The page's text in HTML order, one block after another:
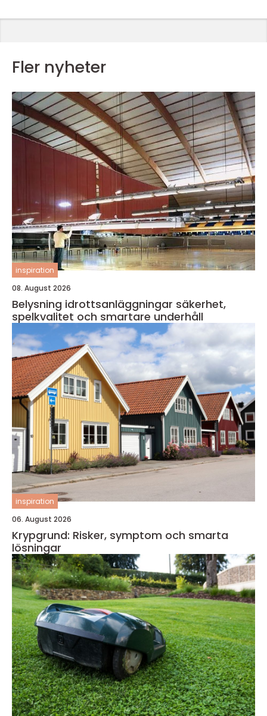
Fler nyheter
inspiration
08. August 2026
Belysning idrottsanläggningar säkerhet,
spelkvalitet och smartare underhåll
inspiration
06. August 2026
Krypgrund: Risker, symptom och smarta
lösningar